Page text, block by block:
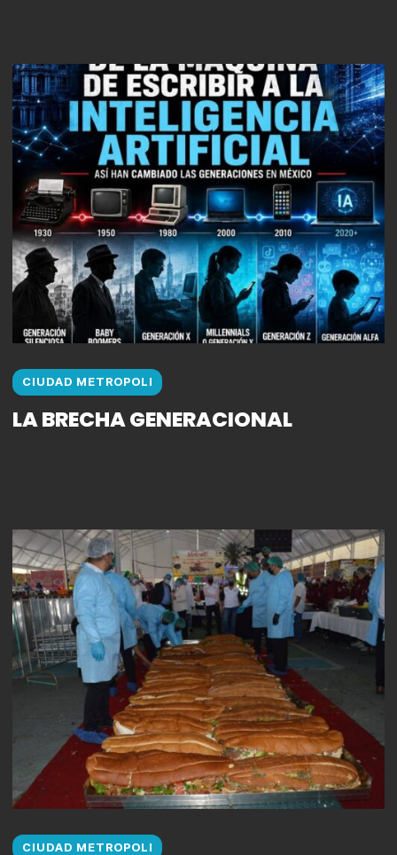
CIUDAD METROPOLI
LA BRECHA GENERACIONAL
CIUDAD METROPOLI